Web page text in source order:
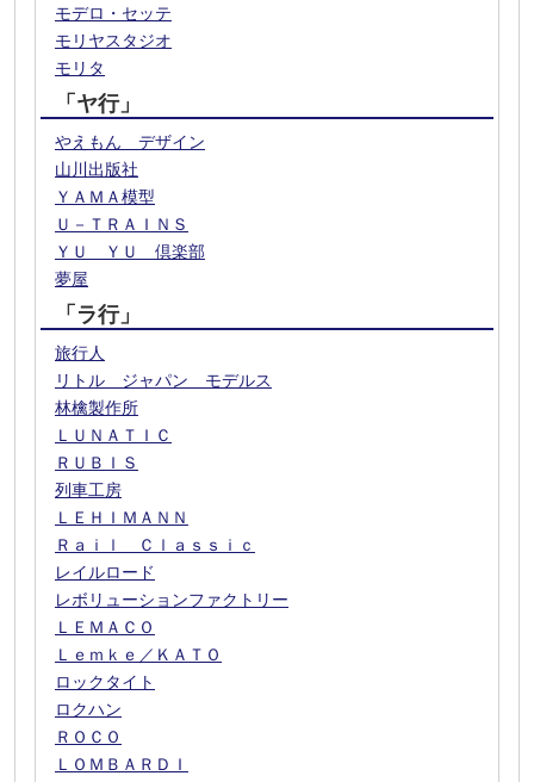
モデロ・セッテ
モリヤスタジオ
モリタ
「ヤ行」
やえもん デザイン
山川出版社
ＹＡＭＡ模型
Ｕ－ＴＲＡＩＮＳ
ＹＵ ＹＵ 倶楽部
夢屋
「ラ行」
旅行人
リトル ジャパン モデルス
林檎製作所
ＬＵＮＡＴＩＣ
ＲＵＢＩＳ
列車工房
ＬＥＨＩＭＡＮＮ
Ｒａｉｌ Ｃｌａｓｓｉｃ
レイルロード
レボリューションファクトリー
ＬＥＭＡＣＯ
Ｌｅｍｋｅ／ＫＡＴＯ
ロックタイト
ロクハン
ＲＯＣＯ
ＬＯＭＢＡＲＤＩ